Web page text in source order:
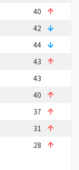
40
42
44
43
43
40
37
31
28